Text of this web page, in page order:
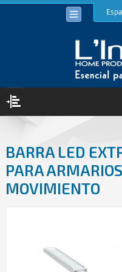
BOMBILLAS
LED
HALÓGENA
LUMINARIAS
INTERIOR
BARRA LED
PARA
MOVIMIENTO